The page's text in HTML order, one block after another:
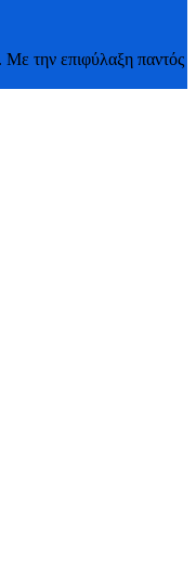
την επιφύλαξη παντός